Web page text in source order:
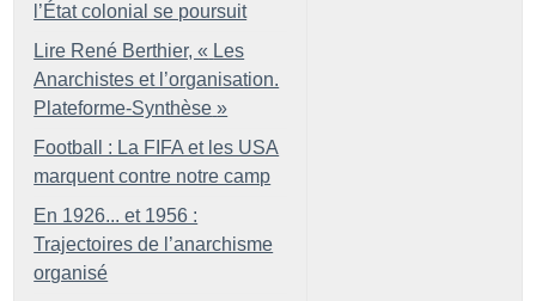
l’État colonial se poursuit
Lire René Berthier, « Les
Anarchistes et l’organisation.
Plateforme-Synthèse »
Football : La FIFA et les USA
marquent contre notre camp
En 1926... et 1956 :
Trajectoires de l’anarchisme
organisé